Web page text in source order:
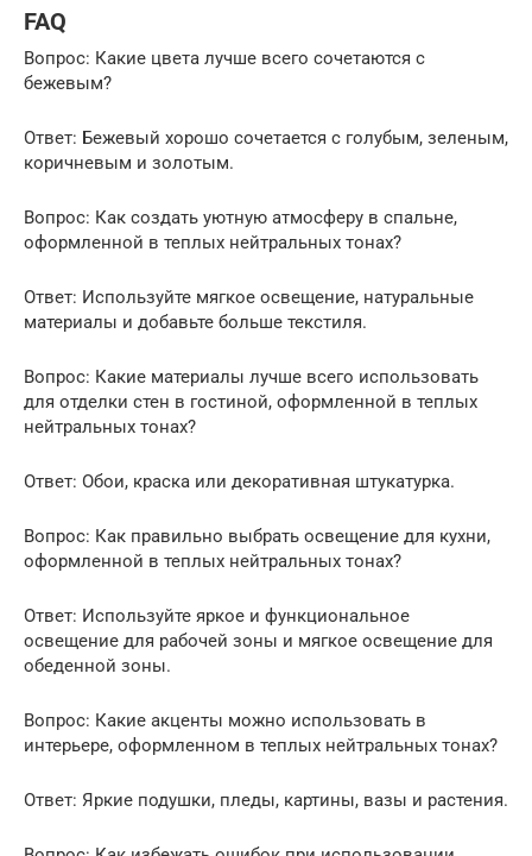
FAQ
Вопрос: Какие цвета лучше всего сочетаются с
бежевым?
Ответ: Бежевый хорошо сочетается с голубым, зеленым,
коричневым и золотым.
Вопрос: Как создать уютную атмосферу в спальне,
оформленной в теплых нейтральных тонах?
Ответ: Используйте мягкое освещение, натуральные
материалы и добавьте больше текстиля.
Вопрос: Какие материалы лучше всего использовать
для отделки стен в гостиной, оформленной в теплых
нейтральных тонах?
Ответ: Обои, краска или декоративная штукатурка.
Вопрос: Как правильно выбрать освещение для кухни,
оформленной в теплых нейтральных тонах?
Ответ: Используйте яркое и функциональное
освещение для рабочей зоны и мягкое освещение для
обеденной зоны.
Вопрос: Какие акценты можно использовать в
интерьере, оформленном в теплых нейтральных тонах?
Ответ: Яркие подушки, пледы, картины, вазы и растения.